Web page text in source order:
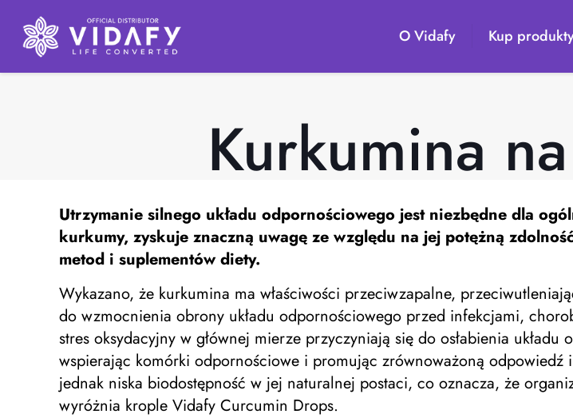
O Vidafy Kup
Kurkumina
Utrzymanie silnego układu odpornościowego jest niezbędne dla
kurkumy, zyskuje znaczną uwagę ze względu na jej potężną
metod i suplementów diety.
Wykazano, że kurkumina ma właściwości przeciwzapalne,
do wzmocnienia obrony układu odpornościowego przed infekcjami,
stres oksydacyjny w głównej mierze przyczyniają się do osłabienia
wspierając komórki odpornościowe i promując zrównoważoną
jednak niska biodostępność w jej naturalnej postaci, co oznacza, że
wyróżnia krople Vidafy Curcumin Drops.